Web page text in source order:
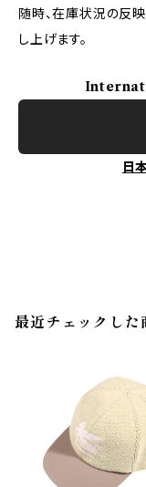
随時、在庫状況の反
し上げます。
日
最近チェックした